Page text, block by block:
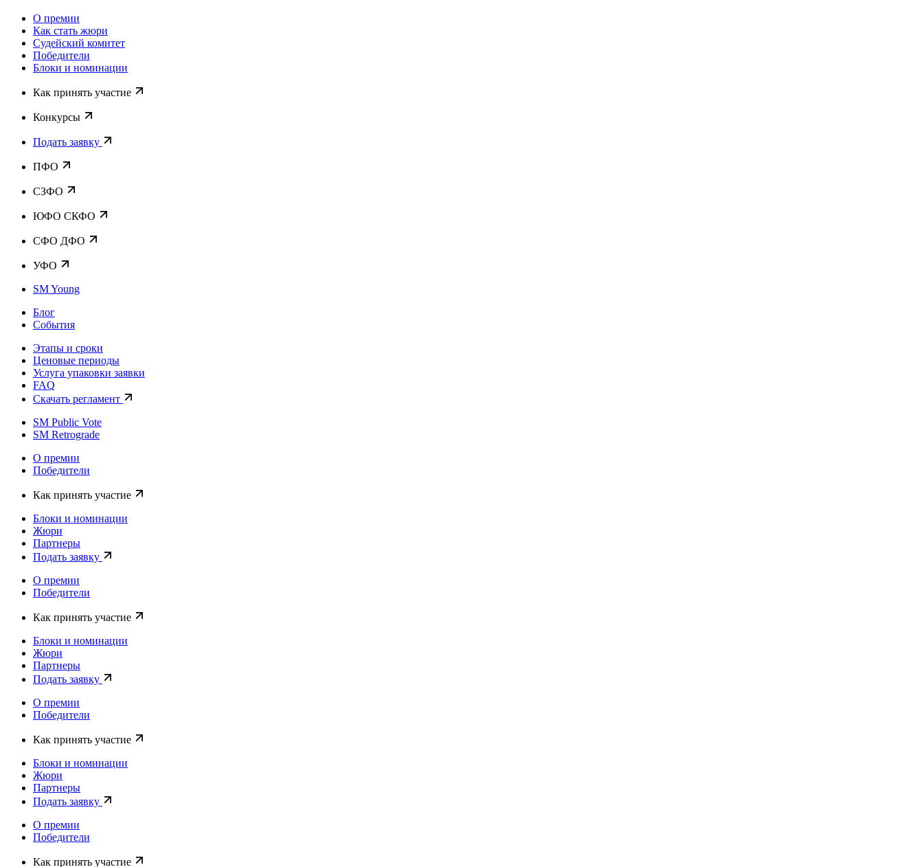
О премии
Как стать жюри
Судейский комитет
Победители
Блоки и номинации
Как принять участие
Конкурсы
Подать заявку
ПФО
СЗФО
ЮФО СКФО
CФО ДФО
УФО
SM Young
Блог
События
Этапы и сроки
Ценовые периоды
Услуга упаковки заявки
FAQ
Скачать регламент
SM Public Vote
SM Retrograde
О премии
Победители
Как принять участие
Блоки и номинации
Жюри
Партнеры
Подать заявку
О премии
Победители
Как принять участие
Блоки и номинации
Жюри
Партнеры
Подать заявку
О премии
Победители
Как принять участие
Блоки и номинации
Жюри
Партнеры
Подать заявку
О премии
Победители
Как принять участие